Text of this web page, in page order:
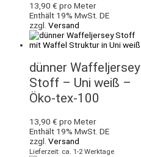
13,90 € pro Meter
Enthält 19% MwSt. DE
zzgl. Versand
dünner Waffeljersey
Stoff – Uni weiß –
Öko-tex-100
13,90 € pro Meter
Enthält 19% MwSt. DE
zzgl. Versand
Lieferzeit: ca. 1-2 Werktage